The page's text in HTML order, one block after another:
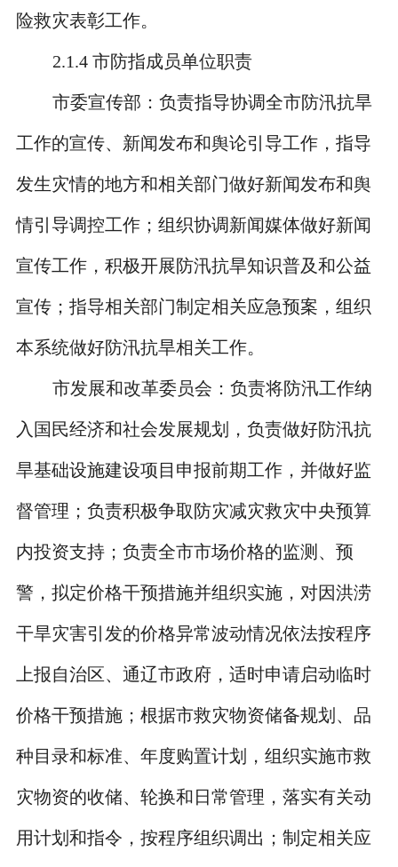
险救灾表彰工作。
2.1.4 市防指成员单位职责
市委宣传部：负责指导协调全市防汛抗旱
工作的宣传、新闻发布和舆论引导工作，指导
发生灾情的地方和相关部门做好新闻发布和舆
情引导调控工作；组织协调新闻媒体做好新闻
宣传工作，积极开展防汛抗旱知识普及和公益
宣传；指导相关部门制定相关应急预案，组织
本系统做好防汛抗旱相关工作。
市发展和改革委员会：负责将防汛工作纳
入国民经济和社会发展规划，负责做好防汛抗
旱基础设施建设项目申报前期工作，并做好监
督管理；负责积极争取防灾减灾救灾中央预算
内投资支持；负责全市市场价格的监测、预
警，拟定价格干预措施并组织实施，对因洪涝
干旱灾害引发的价格异常波动情况依法按程序
上报自治区、通辽市政府，适时申请启动临时
价格干预措施；根据市救灾物资储备规划、品
种目录和标准、年度购置计划，组织实施市救
灾物资的收储、轮换和日常管理，落实有关动
用计划和指令，按程序组织调出；制定相关应